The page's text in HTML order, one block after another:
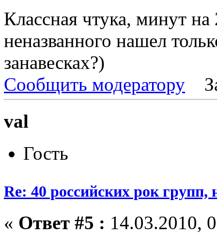
Классная чтука, минут
неназванного нашел
занавесках?)
Сообщить модератору
val
Гость
Re: 40 российских рок групп,
« Ответ #5 : 14.03.2010,